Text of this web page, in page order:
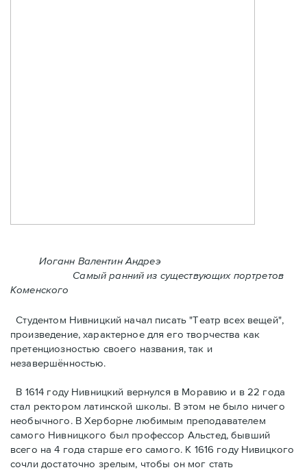
Иоганн Валентин Андреэ
Самый ранний из существующих портретов
Коменского
Студентом Нивницкий начал писать "Театр всех вещей",
произведение, характерное для его творчества как
претенциозностью своего названия, так и
незавершённостью.
В 1614 году Нивницкий вернулся в Моравию и в 22 года
стал ректором латинской школы. В этом не было ничего
необычного. В Херборне любимым преподавателем
самого Нивницкого был профессор Альстед, бывший
всего на 4 года старше его самого. К 1616 году Нивицкого
сочли достаточно зрелым, чтобы он мог стать